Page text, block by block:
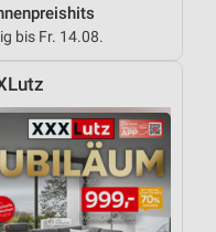
bis Fr. 14.08.